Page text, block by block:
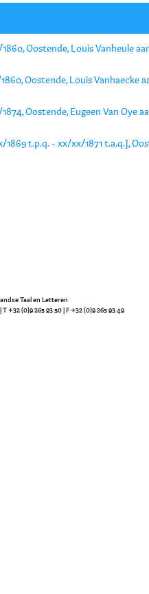
Oostende, Louis Vanheule
Oostende, Louis Vanhaecke
Oostende, Eugeen Van Oye
1869 t.p.q. - xx/xx/1871 t.a.q.],
Taal en Letteren
| T +32 (0)9 265 93 50 | F +32 (0)9 265 93 49